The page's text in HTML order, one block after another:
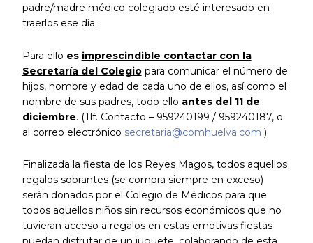
padre/madre médico colegiado esté interesado en
traerlos ese día.
Para ello es imprescindible contactar con la
Secretaría del Colegiopara comunicar el número de
hijos, nombre y edad de cada uno de ellos, así como el
nombre de sus padres, todo ello antes del 11 de
diciembre. (Tlf. Contacto – 959240199 / 959240187, o
al correo electrónico secretaria@comhuelva.com ).
Finalizada la fiesta de los Reyes Magos, todos aquellos
regalos sobrantes (se compra siempre en exceso)
serán donados por el Colegio de Médicos para que
todos aquellos niños sin recursos económicos que no
tuvieran acceso a regalos en estas emotivas fiestas